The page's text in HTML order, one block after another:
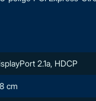
2.1a, HDCP
cm